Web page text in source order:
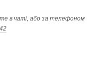
в чаті, або за телефоном